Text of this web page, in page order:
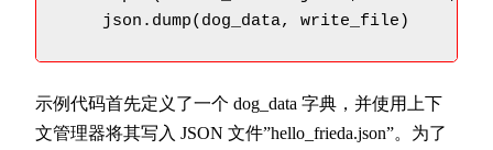
    json.dump(dog_data, write_file)
示例代码首先定义了一个 dog_data 字典，并使用上下
文管理器将其写入 JSON 文件”hello_frieda.json”。为了